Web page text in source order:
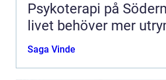
Psykoterapi på
livet behöver mer
Saga Vinde